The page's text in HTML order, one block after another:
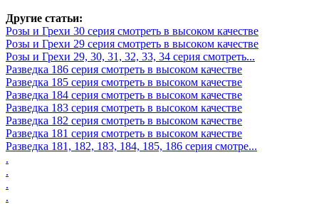
Другие статьи:
Розы и Грехи 30 серия смотреть в высоком качестве
Розы и Грехи 29 серия смотреть в высоком качестве
Розы и Грехи 29, 30, 31, 32, 33, 34 серия смотреть...
Разведка 186 серия смотреть в высоком качестве
Разведка 185 серия смотреть в высоком качестве
Разведка 184 серия смотреть в высоком качестве
Разведка 183 серия смотреть в высоком качестве
Разведка 182 серия смотреть в высоком качестве
Разведка 181 серия смотреть в высоком качестве
Разведка 181, 182, 183, 184, 185, 186 серия смотре...
.
.
.
.